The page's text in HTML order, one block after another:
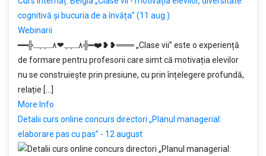
cognitivă și bucuria de a învăța” (11 aug.)
Webinarii
━━╬٨ـﮩﮩ❤٨ـﮩﮩـ╬━❤️❥❥═══ „Clase vii” este o experiență
de formare pentru profesorii care simt că motivația elevilor
nu se construiește prin presiune, cu prin înțelegere profundă,
relație [...]
More Info
Detalii curs online concurs directori „Planul managerial:
elaborare pas cu pas” - 12 august